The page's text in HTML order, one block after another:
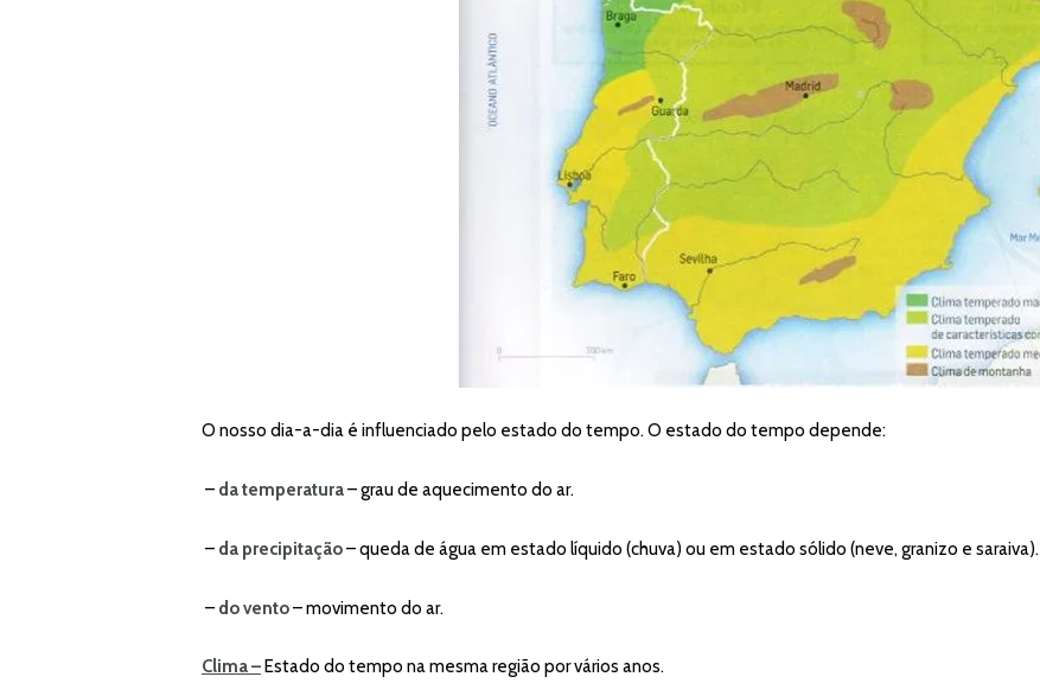
O nosso dia-a-dia é influenciado pelo estado do tempo. O estado do tempo depende:
– da temperatura– grau de aquecimento do ar.
– da precipitação– queda de água em estado líquido (chuva) ou em estado sólido (neve, granizo e saraiva).
– do vento– movimento do ar.
Clima –Estado do tempo na mesma região por vários anos.